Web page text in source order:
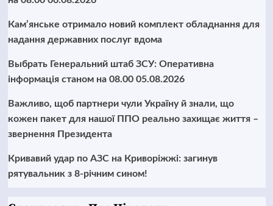
Кам’янське отримало новий комплект обладнання для
надання державних послуг вдома
Выбрать Генеральний штаб ЗСУ: Оперативна
інформація станом на 08.00 05.08.2026
Важливо, щоб партнери чули Україну й знали, що
кожен пакет для нашої ППО реально захищає життя –
звернення Президента
Кривавий удар по АЗС на Криворіжжі: загинув
рятувальник з 8-річним сином!